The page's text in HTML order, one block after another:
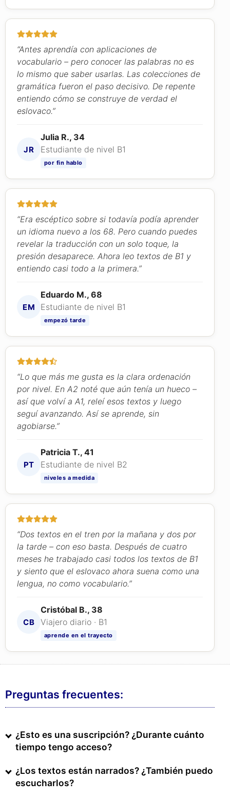
“Antes aprendía con aplicaciones de
vocabulario – pero conocer las palabras no es
lo mismo que saber usarlas. Las colecciones de
gramática fueron el paso decisivo. De repente
entiendo cómo se construye de verdad el
eslovaco.”
JR
Julia R., 34
Estudiante de nivel B1
por fin hablo
“Era escéptico sobre si todavía podía aprender
un idioma nuevo a los 68. Pero cuando puedes
revelar la traducción con un solo toque, la
presión desaparece. Ahora leo textos de B1 y
entiendo casi todo a la primera.”
EM
Eduardo M., 68
Estudiante de nivel B1
empezó tarde
“Lo que más me gusta es la clara ordenación
por nivel. En A2 noté que aún tenía un hueco –
así que volví a A1, releí esos textos y luego
seguí avanzando. Así se aprende, sin
agobiarse.”
PT
Patricia T., 41
Estudiante de nivel B2
niveles a medida
“Dos textos en el tren por la mañana y dos por
la tarde – con eso basta. Después de cuatro
meses he trabajado casi todos los textos de B1
y siento que el eslovaco ahora suena como una
lengua, no como vocabulario.”
CB
Cristóbal B., 38
Viajero diario · B1
aprende en el trayecto
Preguntas frecuentes:
¿Esto es una suscripción? ¿Durante cuánto
tiempo tengo acceso?
¿Los textos están narrados? ¿También puedo
escucharlos?